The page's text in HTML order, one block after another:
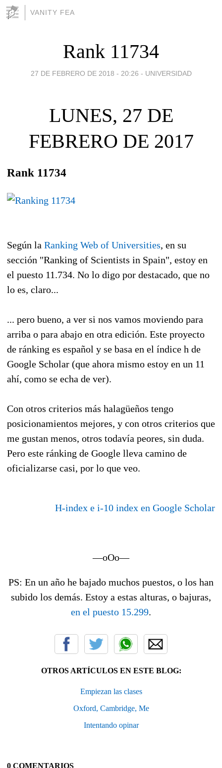
VANITY FEA
Rank 11734
27 DE FEBRERO DE 2018 - 20:26 - UNIVERSIDAD
LUNES, 27 DE
FEBRERO DE 2017
Rank 11734
Según la Ranking Web of Universities, en su
sección "Ranking of Scientists in Spain", estoy en
el puesto 11.734. No lo digo por destacado, que no
lo es, claro...
... pero bueno, a ver si nos vamos moviendo para
arriba o para abajo en otra edición. Este proyecto
de ránking es español y se basa en el índice h de
Google Scholar (que ahora mismo estoy en un 11
ahí, como se echa de ver).
Con otros criterios más halagüeños tengo
posicionamientos mejores, y con otros criterios que
me gustan menos, otros todavía peores, sin duda.
Pero este ránking de Google lleva camino de
oficializarse casi, por lo que veo.
H-index e i-10 index en Google Scholar
—oOo—
PS: En un año he bajado muchos puestos, o los han
subido los demás. Estoy a estas alturas, o bajuras,
en el puesto 15.299.
OTROS ARTÍCULOS EN ESTE BLOG:
Empiezan las clases
Oxford, Cambridge, Me
Intentando opinar
0 COMENTARIOS